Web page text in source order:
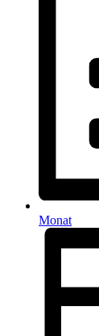
Monat